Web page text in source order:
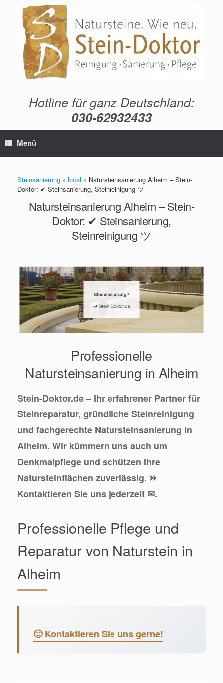
springen
Hotline für ganz Deutschland:
030-62932433
Menü
Steinsanierung » local » Natursteinsanierung Alheim – Stein-
Doktor: ✔ Steinsanierung, Steinreinigung ツ
Natursteinsanierung Alheim – Stein-
Doktor: ✔ Steinsanierung,
Steinreinigung ツ
Professionelle
Natursteinsanierung in Alheim
Stein-Doktor.de – Ihr erfahrener Partner für
Steinreparatur, gründliche Steinreinigung
und fachgerechte Natursteinsanierung in
Alheim. Wir kümmern uns auch um
Denkmalpflege und schützen Ihre
Natursteinflächen zuverlässig. ⏩
Kontaktieren Sie uns jederzeit ✉.
Professionelle Pflege und
Reparatur von Naturstein in
Alheim
🙂 Kontaktieren Sie uns gerne!